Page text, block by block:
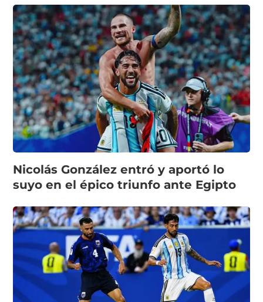
Nicolás González entró y aportó lo
suyo en el épico triunfo ante Egipto